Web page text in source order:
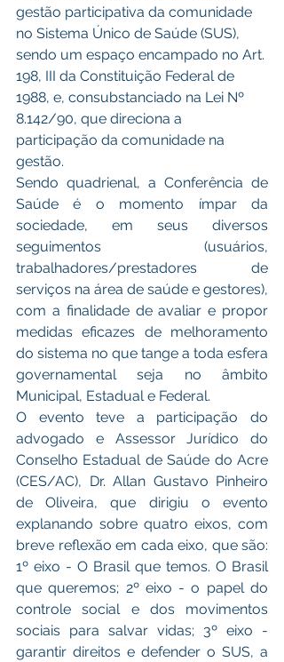
gestão participativa da comunidade
no Sistema Único de Saúde (SUS),
sendo um espaço encampado no Art.
198, III da Constituição Federal de
1988, e, consubstanciado na Lei Nº
8.142/90, que direciona a
participação da comunidade na
gestão.
Sendo quadrienal, a Conferência de
Saúde é o momento ímpar da
sociedade, em seus diversos
seguimentos (usuários,
trabalhadores/prestadores de
serviços na área de saúde e gestores),
com a finalidade de avaliar e propor
medidas eficazes de melhoramento
do sistema no que tange a toda esfera
governamental seja no âmbito
Municipal, Estadual e Federal.
O evento teve a participação do
advogado e Assessor Jurídico do
Conselho Estadual de Saúde do Acre
(CES/AC), Dr. Allan Gustavo Pinheiro
de Oliveira, que dirigiu o evento
explanando sobre quatro eixos, com
breve reflexão em cada eixo, que são:
1º eixo - O Brasil que temos. O Brasil
que queremos; 2º eixo - o papel do
controle social e dos movimentos
sociais para salvar vidas; 3º eixo -
garantir direitos e defender o SUS, a